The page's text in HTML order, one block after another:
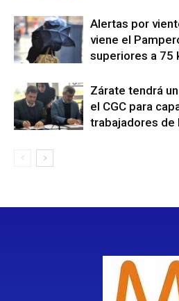
Alertas por
viene el
superiores a 75
Zárate tendrá
el CGC para
trabajadores de